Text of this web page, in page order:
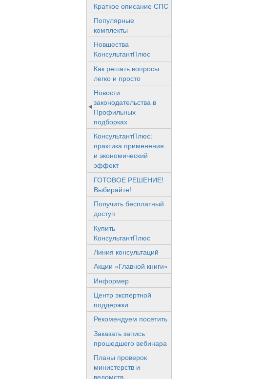
Краткое описание СПС
Популярные
комплекты
Новшества
КонсультантПлюс
Как решать вопросы
легко и просто
Новости
законодательства в
Профильных
подборках
КонсультантПлюс:
практика применения
и экономический
эффект
ГОТОВОЕ РЕШЕНИЕ!
Выбирайте!
Получить бесплатный
доступ
Купить
КонсультантПлюс
Линия консультаций
Акции «Главной книги»
Информер
Центр экспертной
поддержки
Рекомендуем посетить
Заказать запись
прошедшего вебинара
Планы проверок
министерств и
ведомств